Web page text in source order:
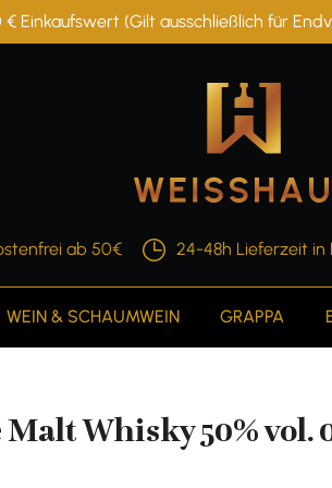
Einkaufswert (Gilt ausschließlich für
ab 50€ 24-48h Lieferzeit in
WEIN & SCHAUMWEIN GRAPPA
Whisky 50% vol.